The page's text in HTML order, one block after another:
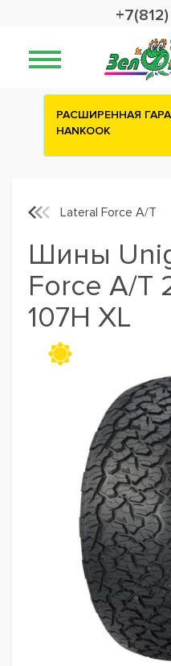
ГАРАНТИЯ:
Lateral Force A/T
Шины
Force A/T
107H XL